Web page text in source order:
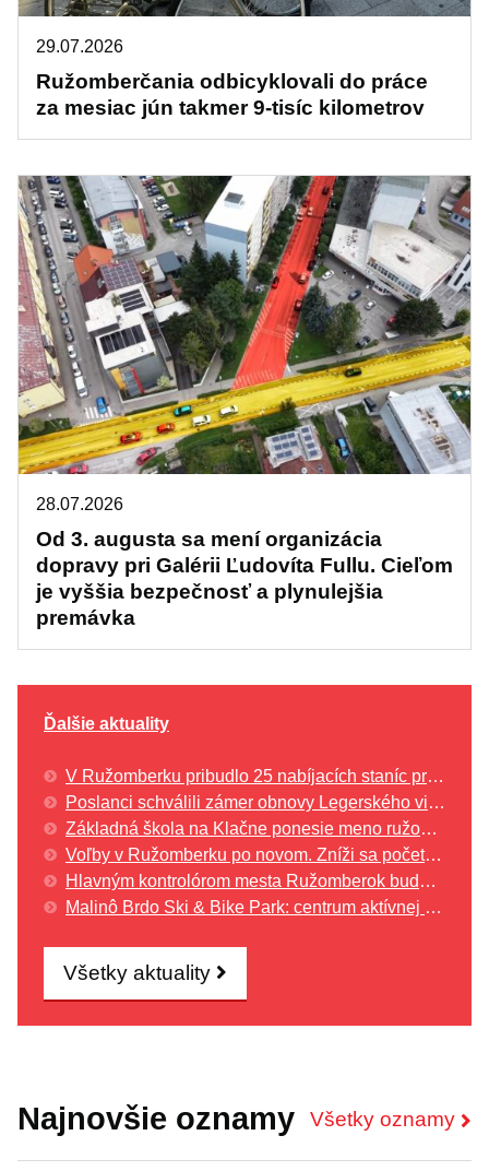
Ružomberčania odbicyklovali do práce
za mesiac jún takmer 9-tisíc kilometrov
29.07.2026
Od 3. augusta sa mení organizácia
dopravy pri Galérii Ľudovíta Fullu. Cieľom
je vyššia bezpečnosť a plynulejšia
premávka
28.07.2026
Ďalšie aktuality
V Ružomberku pribudlo 25 nabíjacích staníc pre elektromobily
Poslanci schválili zámer obnovy Legerského vily. Historickú budovu chce mesto premeniť na knižnicu a komunitné centrum
Základná škola na Klačne ponesie meno ružomberského rodáka Jozefa Vengloša
Voľby v Ružomberku po novom. Zníži sa počet mestských poslancov aj volebných obvodov
Hlavným kontrolórom mesta Ružomberok bude Dušan Mataj
Malinô Brdo Ski & Bike Park: centrum aktívnej turistiky pre všetky generácie
Všetky aktuality
Najnovšie oznamy Všetky oznamy